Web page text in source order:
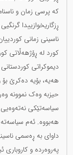
کە پرسی زمان و
ڕزگاریخوازییدا
ناسینی زمانی
کورد لە ڕۆژهەڵاتی
دیموکراتی
هەیە، بۆیە دەکرێ بۆ
حیزبە وەک نموونە
سیاسەتێکی
هەبووە. ئەم سیاسەتە
داوای بە ڕەسمی
پەروەردە و کاروباری